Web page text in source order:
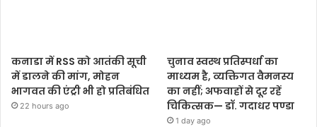
कनाडा में RSS को आतंकी सूची
में डालने की मांग, मोहन
भागवत की एंट्री भी हो प्रतिबंधित
22 hours ago
चुनाव स्वस्थ प्रतिस्पर्धा का
माध्यम है, व्यक्तिगत वैमनस्य
का नहीं; अफवाहों से दूर रहें
चिकित्सक— डॉ. गदाधर पण्डा
1 day ago